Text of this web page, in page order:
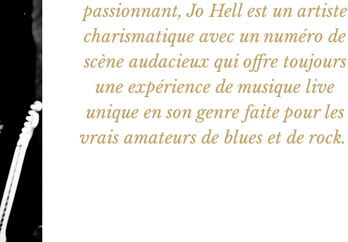
passionnant, Jo Hell est un artiste
charismatique avec un numéro de
scène audacieux qui offre toujours
une expérience de musique live
unique en son genre faite pour les
vrais amateurs de blues et de rock.